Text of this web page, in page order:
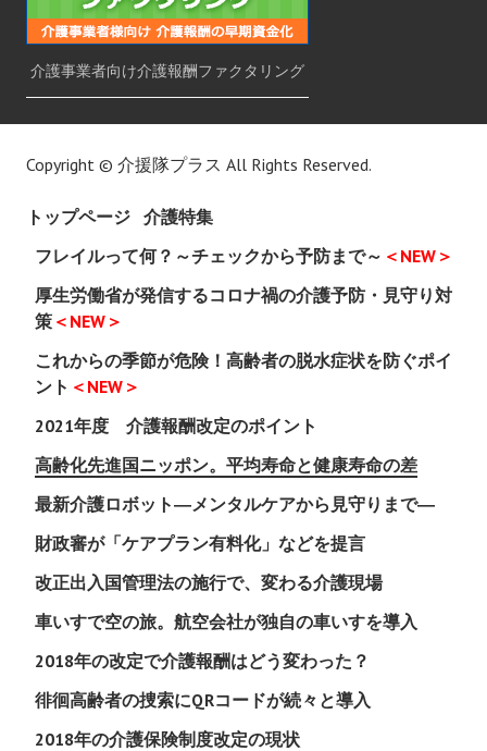
介護事業者向け介護報酬ファクタリング
Copyright © 介援隊プラス All Rights Reserved.
トップページ 介護特集
フレイルって何？～チェックから予防まで～ ＜NEW＞
厚生労働省が発信するコロナ禍の介護予防・見守り対
策 ＜NEW＞
これからの季節が危険！高齢者の脱水症状を防ぐポイ
ント ＜NEW＞
2021年度 介護報酬改定のポイント
高齢化先進国ニッポン。平均寿命と健康寿命の差
最新介護ロボット―メンタルケアから見守りまで―
財政審が「ケアプラン有料化」などを提言
改正出入国管理法の施行で、変わる介護現場
車いすで空の旅。航空会社が独自の車いすを導入
2018年の改定で介護報酬はどう変わった？
徘徊高齢者の捜索にQRコードが続々と導入
2018年の介護保険制度改定の現状